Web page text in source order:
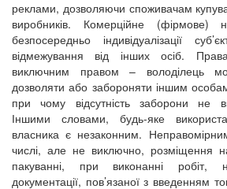
реклами, дозволяючи споживачам
виробників. Комерційне (фірмове)
безпосередньо індивідуалізації
відмежування від інших осіб.
виключним правом – володілець
дозволяти або забороняти іншим
при чому відсутність заборони не
Іншими словами, будь-яке
власника є незаконним.
числі, але не виключно, розміщення
пакуванні, при виконанні робіт,
документації, пов’язаної з введенням